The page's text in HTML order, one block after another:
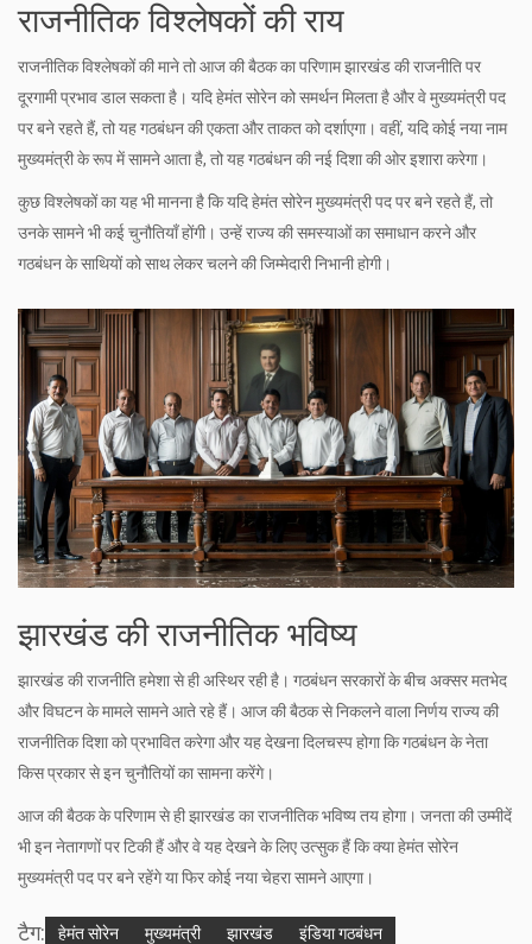
राजनीतिक विश्लेषकों की राय
राजनीतिक विश्लेषकों की माने तो आज की बैठक का परिणाम झारखंड की राजनीति पर
दूरगामी प्रभाव डाल सकता है। यदि हेमंत सोरेन को समर्थन मिलता है और वे मुख्यमंत्री पद
पर बने रहते हैं, तो यह गठबंधन की एकता और ताकत को दर्शाएगा। वहीं, यदि कोई नया नाम
मुख्यमंत्री के रूप में सामने आता है, तो यह गठबंधन की नई दिशा की ओर इशारा करेगा।
कुछ विश्लेषकों का यह भी मानना है कि यदि हेमंत सोरेन मुख्यमंत्री पद पर बने रहते हैं, तो
उनके सामने भी कई चुनौतियाँ होंगी। उन्हें राज्य की समस्याओं का समाधान करने और
गठबंधन के साथियों को साथ लेकर चलने की जिम्मेदारी निभानी होगी।
झारखंड की राजनीतिक भविष्य
झारखंड की राजनीति हमेशा से ही अस्थिर रही है। गठबंधन सरकारों के बीच अक्सर मतभेद
और विघटन के मामले सामने आते रहे हैं। आज की बैठक से निकलने वाला निर्णय राज्य की
राजनीतिक दिशा को प्रभावित करेगा और यह देखना दिलचस्प होगा कि गठबंधन के नेता
किस प्रकार से इन चुनौतियों का सामना करेंगे।
आज की बैठक के परिणाम से ही झारखंड का राजनीतिक भविष्य तय होगा। जनता की उम्मीदें
भी इन नेतागणों पर टिकी हैं और वे यह देखने के लिए उत्सुक हैं कि क्या हेमंत सोरेन
मुख्यमंत्री पद पर बने रहेंगे या फिर कोई नया चेहरा सामने आएगा।
टैग: हेमंत सोरेन मुख्यमंत्री झारखंड इंडिया गठबंधन